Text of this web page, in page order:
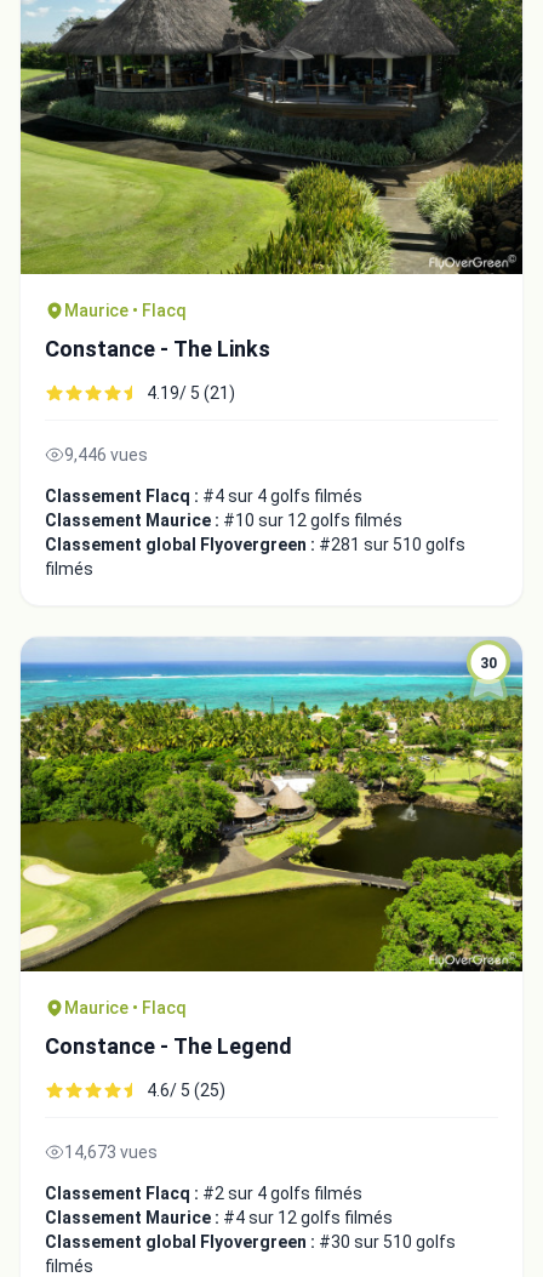
Maurice • Flacq
Constance - The Links
4.19/ 5 (21)
9,446 vues
Classement Flacq : #4 sur 4 golfs filmés
Classement Maurice : #10 sur 12 golfs filmés
Classement global Flyovergreen : #281 sur 510 golfs
filmés
30
Maurice • Flacq
Constance - The Legend
4.6/ 5 (25)
14,673 vues
Classement Flacq : #2 sur 4 golfs filmés
Classement Maurice : #4 sur 12 golfs filmés
Classement global Flyovergreen : #30 sur 510 golfs
filmés